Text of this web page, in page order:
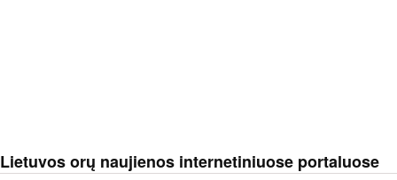
Lietuvos orų naujienos internetiniuose portaluose